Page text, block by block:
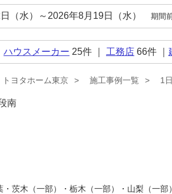
（水）～2026年8月19日（水） 期間
ハウスメーカー 25件 ｜ 工務店 66件 ｜
トヨタホーム東京 施工事例一覧 1
南
茨木（一部）・栃木（一部）・山梨（一部）